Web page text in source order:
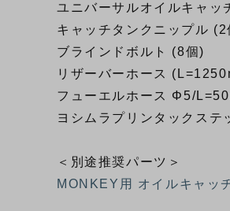
ユニバーサルオイルキャッ
キャッチタンクニップル (2
ブラインドボルト (8個)
リザーバーホース
フューエルホース Φ5/
ヨシムラプリンタックステ
＜別途推奨パーツ＞
MONKEY用 オイルキャッ